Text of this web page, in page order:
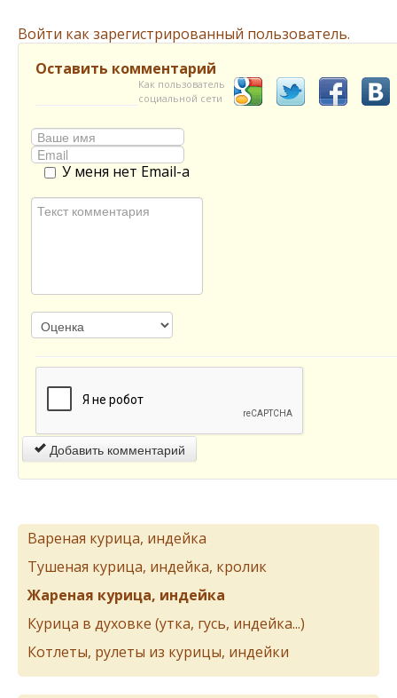
Войти как зарегистрированный пользователь.
Оставить комментарий
Как пользователь
социальной сети
У меня нет Email-а
Добавить комментарий
Вареная курица, индейка
Тушеная курица, индейка, кролик
Жареная курица, индейка
Курица в духовке (утка, гусь, индейка...)
Котлеты, рулеты из курицы, индейки